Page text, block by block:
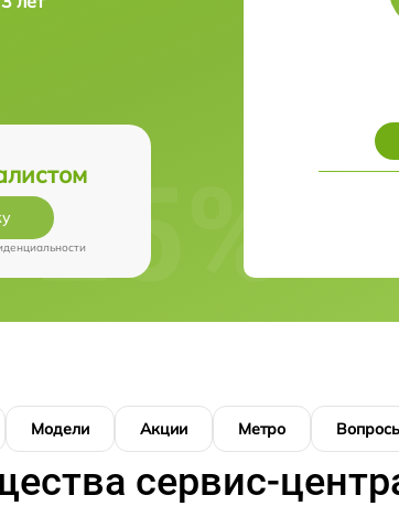
Модели Акции Метро
сервис-